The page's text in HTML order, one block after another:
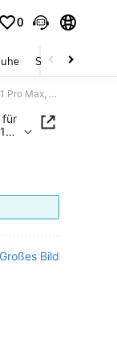
0
Schmuck &
Vintage bestickte Blumenstoff-Schutzhülle, geeignet für Air iPhone17, iPhone16e, iPhone16, 15, 14, iPhone13, 12, 11 Pro Max, S25 Edge, S24, S23 Ultra, Pixel 10, 9, 8 Pro
für
Großes Bild